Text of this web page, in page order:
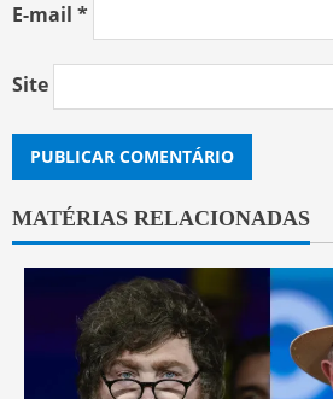
E-mail *
Site
MATÉRIAS RELACIONADAS